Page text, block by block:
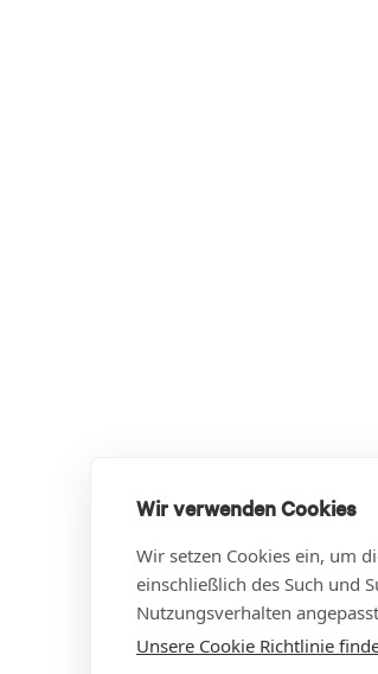
Wir verwenden Cookies
Wir setzen Cookies ein, um
einschließlich des Such und
Nutzungsverhalten
Unsere Cookie Richtlinie